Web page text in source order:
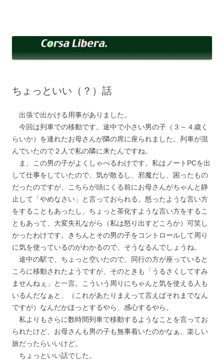
へ
ッ
ちょっといい（？）話
出張で出かける用事がありました。
今回は列車での移動です。途中で小さい男の子（３～４歳く
らいか）を連れたお母さんが隣の席に座られました。列車が混
んでいたので２人で私の隣に来たんですね。
ま、この男の子がよくしゃべるわけです。私はノートPCを出
して仕事をしていたので、気が散るし、邪魔だし、困ったもの
だったのですが、こちらが頭にくる前にお母さんがちゃんと静
止して「やめなさい」と言っておられる。怒ったような言い方
をすることもあったし、ちょっと茶化すような言い方をするこ
ともあって、大変失礼ながら（私は怒り出すどころか）可笑し
かったわけです。きちんとその男の子をコントロールして周り
に気を使っているのがわかるので、そうなるんでしょうね。
途中の駅で、ちょっと空いたので、同行の方が座っていると
ころに移動されたようですが、そのときも「うるさくしてすみ
ませんねぇ」と一言。こういう周りにちゃんと気を使える人も
いるんだなぁと、（これがあたりまえって言えばそれまでなん
ですが）なんだかほっとするやら、感心するやら。
私よりもさらに数時間列車で移動するようなことを言ってお
られたけど、お母さんも男の子も無事着いたのかなぁ。楽しい
旅だったらいいけど。
ちょっといい話でした。